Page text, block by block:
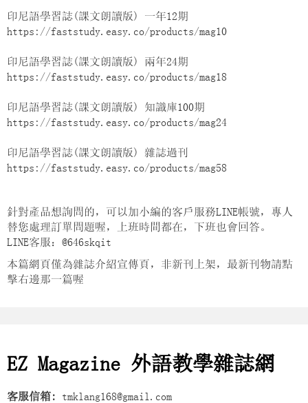
印尼語學習誌(課文朗讀版) 一年12期
https://faststudy.easy.co/products/mag10
印尼語學習誌(課文朗讀版) 兩年24期
https://faststudy.easy.co/products/mag18
印尼語學習誌(課文朗讀版) 知識庫100期
https://faststudy.easy.co/products/mag24
印尼語學習誌(課文朗讀版) 雜誌過刊
https://faststudy.easy.co/products/mag58
針對產品想詢問的，可以加小編的客戶服務LINE帳號，專人
替您處理訂單問題喔，上班時間都在，下班也會回答。
LINE客服：@646skqit
本篇網頁僅為雜誌介紹宣傳頁，非新刊上架，最新刊物請點
擊右邊那一篇喔
EZ Magazine 外語教學雜誌網
客服信箱: tmklang168@gmail.com